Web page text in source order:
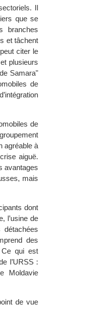
Il
que se
branches
et tâchent
citer le
plusieurs
Samara"
de
de
agréable à
aiguë.
avantages
mais
dont
l’usine de
des
Ce qui est
l’URSS :
Moldavie
de vue